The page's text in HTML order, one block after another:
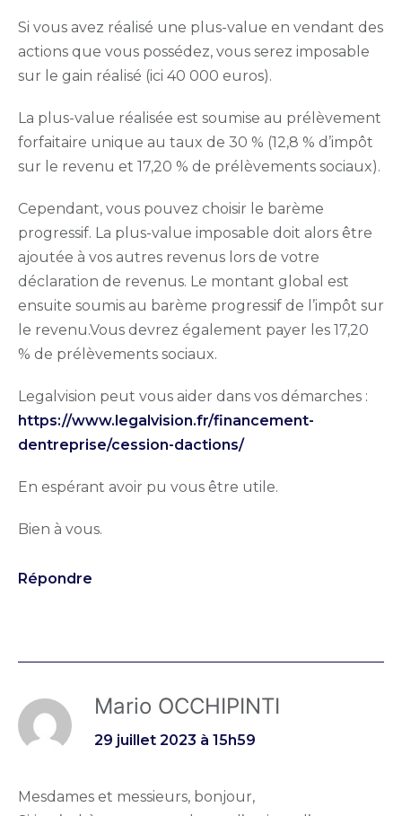
Si vous avez réalisé une plus-value en vendant des
actions que vous possédez, vous serez imposable
sur le gain réalisé (ici 40 000 euros).
La plus-value réalisée est soumise au prélèvement
forfaitaire unique au taux de 30 % (12,8 % d’impôt
sur le revenu et 17,20 % de prélèvements sociaux).
Cependant, vous pouvez choisir le barème
progressif. La plus-value imposable doit alors être
ajoutée à vos autres revenus lors de votre
déclaration de revenus. Le montant global est
ensuite soumis au barème progressif de l’impôt sur
le revenu.Vous devrez également payer les 17,20
% de prélèvements sociaux.
Legalvision peut vous aider dans vos démarches :
https://www.legalvision.fr/financement-
dentreprise/cession-dactions/
En espérant avoir pu vous être utile.
Bien à vous.
Répondre
Mario OCCHIPINTI
29 juillet 2023 à 15h59
Mesdames et messieurs, bonjour,